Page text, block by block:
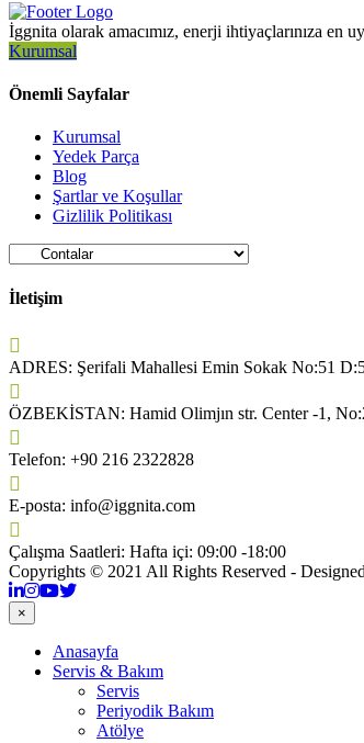
İggnita olarak amacımız, enerji ihtiyaçlarınıza en
Kurumsal
Önemli Sayfalar
Kurumsal
Yedek Parça
Blog
Şartlar ve Koşullar
Gizlilik Politikası
İletişim
ADRES: Şerifali Mahallesi Emin Sokak No:51
ÖZBEKİSTAN: Hamid Olimjın str. Center -1,
Telefon: +90 216 2322828
E-posta: info@iggnita.com
Çalışma Saatleri: Hafta içi: 09:00 -18:00
Copyrights © 2021 All Rights Reserved -
×
Anasayfa
Servis & Bakım
Servis
Periyodik Bakım
Atölye